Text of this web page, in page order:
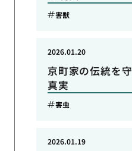
害獣
京町家の伝統を
真実
2026.01.20
害虫
2026.01.19